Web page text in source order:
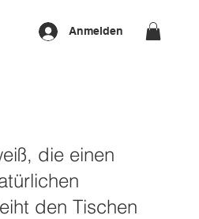
Anmelden
die einen
den Tischen